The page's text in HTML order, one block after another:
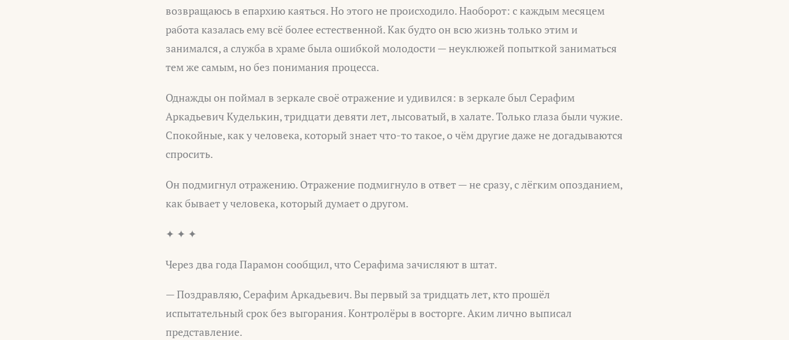
возвращаюсь в епархию каяться. Но этого не происходило. Наоборот: с каждым месяцем
работа казалась ему всё более естественной. Как будто он всю жизнь только этим и
занимался, а служба в храме была ошибкой молодости — неуклюжей попыткой заниматься
тем же самым, но без понимания процесса.
Однажды он поймал в зеркале своё отражение и удивился: в зеркале был Серафим
Аркадьевич Куделькин, тридцати девяти лет, лысоватый, в халате. Только глаза были чужие.
Спокойные, как у человека, который знает что-то такое, о чём другие даже не догадываются
спросить.
Он подмигнул отражению. Отражение подмигнуло в ответ — не сразу, с лёгким опозданием,
как бывает у человека, который думает о другом.
✦ ✦ ✦
Через два года Парамон сообщил, что Серафима зачисляют в штат.
— Поздравляю, Серафим Аркадьевич. Вы первый за тридцать лет, кто прошёл
испытательный срок без выгорания. Контролёры в восторге. Аким лично выписал
представление.